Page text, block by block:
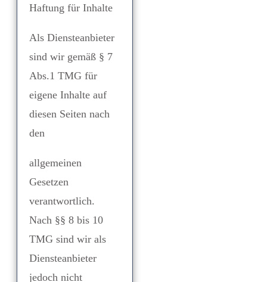
Haftung für Inhalte
Als Diensteanbieter
sind wir gemäß § 7
Abs.1 TMG für
eigene Inhalte auf
diesen Seiten nach
den
allgemeinen
Gesetzen
verantwortlich.
Nach §§ 8 bis 10
TMG sind wir als
Diensteanbieter
jedoch nicht